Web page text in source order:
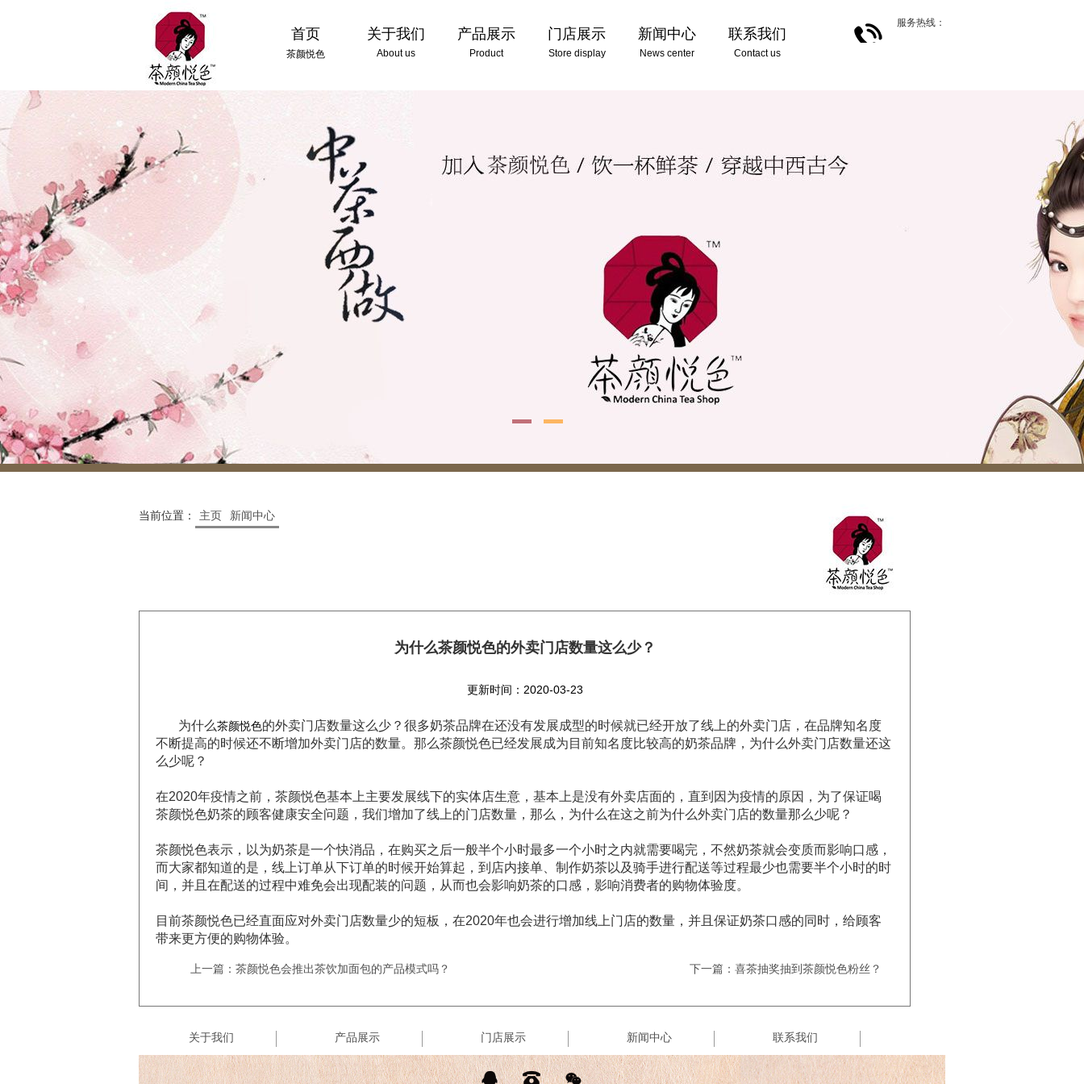
首页
茶颜悦色
关于我们
About us
产品展示
Product
门店展示
Store display
新闻中心
News center
联系我们
Contact us
服务热线：
当前位置： 主页 新闻中心
为什么茶颜悦色的外卖门店数量这么少？
更新时间：2020-03-23
为什么茶颜悦色的外卖门店数量这么少？很多奶茶品牌在还没有发展成型的时候就已经开放了线上的外卖门店，在品牌知名度
不断提高的时候还不断增加外卖门店的数量。那么茶颜悦色已经发展成为目前知名度比较高的奶茶品牌，为什么外卖门店数量还这
么少呢？
在2020年疫情之前，茶颜悦色基本上主要发展线下的实体店生意，基本上是没有外卖店面的，直到因为疫情的原因，为了保证喝
茶颜悦色奶茶的顾客健康安全问题，我们增加了线上的门店数量，那么，为什么在这之前为什么外卖门店的数量那么少呢？
茶颜悦色表示，以为奶茶是一个快消品，在购买之后一般半个小时最多一个小时之内就需要喝完，不然奶茶就会变质而影响口感，
而大家都知道的是，线上订单从下订单的时候开始算起，到店内接单、制作奶茶以及骑手进行配送等过程最少也需要半个小时的时
间，并且在配送的过程中难免会出现配装的问题，从而也会影响奶茶的口感，影响消费者的购物体验度。
目前茶颜悦色已经直面应对外卖门店数量少的短板，在2020年也会进行增加线上门店的数量，并且保证奶茶口感的同时，给顾客
带来更方便的购物体验。
上一篇：茶颜悦色会推出茶饮加面包的产品模式吗？ 下一篇：喜茶抽奖抽到茶颜悦色粉丝？
关于我们 产品展示 门店展示 新闻中心 联系我们
  